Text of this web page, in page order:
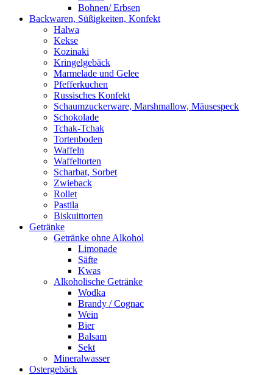
Bohnen/ Erbsen
Backwaren, Süßigkeiten, Konfekt
Halwa
Kekse
Kozinaki
Kringelgebäck
Marmelade und Gelee
Pfefferkuchen
Russisches Konfekt
Schaumzuckerware, Marshmallow, Mäusespeck
Schokolade
Tchak-Tchak
Tortenboden
Waffeln
Waffeltorten
Scharbat, Sorbet
Zwieback
Rollet
Pastila
Biskuittorten
Getränke
Getränke ohne Alkohol
Limonade
Säfte
Kwas
Alkoholische Getränke
Wodka
Brandy / Cognac
Wein
Bier
Balsam
Sekt
Mineralwasser
Ostergebäck